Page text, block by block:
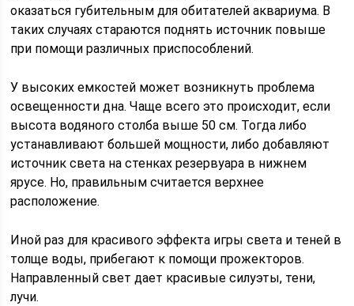
оказаться губительным для обитателей аквариума. В
таких случаях стараются поднять источник повыше
при помощи различных приспособлений.
У высоких емкостей может возникнуть проблема
освещенности дна. Чаще всего это происходит, если
высота водяного столба выше 50 см. Тогда либо
устанавливают большей мощности, либо добавляют
источник света на стенках резервуара в нижнем
ярусе. Но, правильным считается верхнее
расположение.
Иной раз для красивого эффекта игры света и теней в
толще воды, прибегают к помощи прожекторов.
Направленный свет дает красивые силуэты, тени,
лучи.